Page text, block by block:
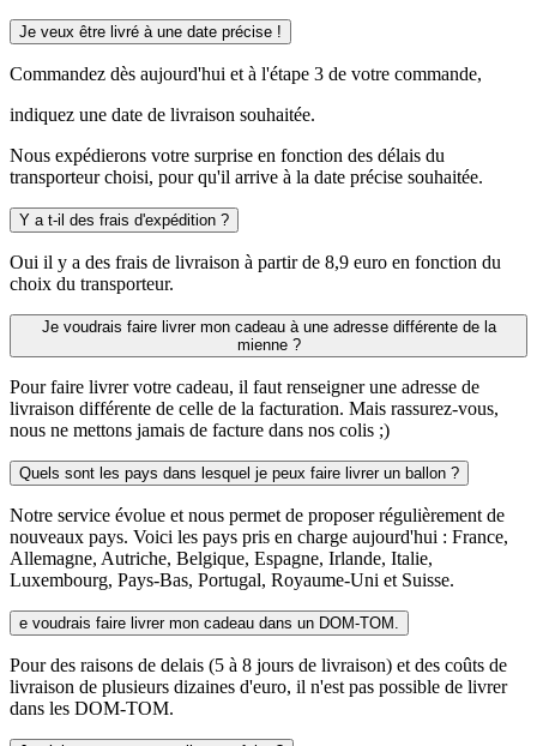
Je veux être livré à une date précise !
Commandez dès aujourd'hui et à l'étape 3 de votre commande,
indiquez une date de livraison souhaitée.
Nous expédierons votre surprise en fonction des délais du
transporteur choisi, pour qu'il arrive à la date précise souhaitée.
Y a t-il des frais d'expédition ?
Oui il y a des frais de livraison à partir de 8,9 euro en fonction du
choix du transporteur.
Je voudrais faire livrer mon cadeau à une adresse différente de la
mienne ?
Pour faire livrer votre cadeau, il faut renseigner une adresse de
livraison différente de celle de la facturation. Mais rassurez-vous,
nous ne mettons jamais de facture dans nos colis ;)
Quels sont les pays dans lesquel je peux faire livrer un ballon ?
Notre service évolue et nous permet de proposer régulièrement de
nouveaux pays. Voici les pays pris en charge aujourd'hui : France,
Allemagne, Autriche, Belgique, Espagne, Irlande, Italie,
Luxembourg, Pays-Bas, Portugal, Royaume-Uni et Suisse.
e voudrais faire livrer mon cadeau dans un DOM-TOM.
Pour des raisons de delais (5 à 8 jours de livraison) et des coûts de
livraison de plusieurs dizaines d'euro, il n'est pas possible de livrer
dans les DOM-TOM.